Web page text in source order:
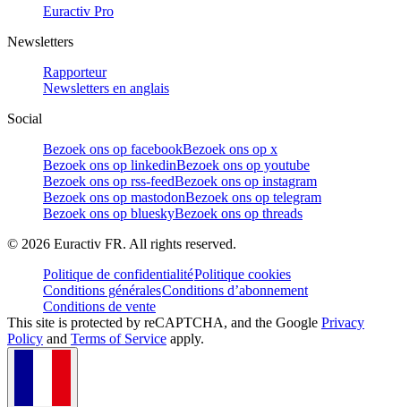
Euractiv Pro
Newsletters
Rapporteur
Newsletters en anglais
Social
Bezoek ons op facebookBezoek ons op x
Bezoek ons op linkedinBezoek ons op youtube
Bezoek ons op rss-feedBezoek ons op instagram
Bezoek ons op mastodonBezoek ons op telegram
Bezoek ons op blueskyBezoek ons op threads
© 2026 Euractiv FR. All rights reserved.
Politique de confidentialitéPolitique cookies
Conditions généralesConditions d’abonnement
Conditions de vente
This site is protected by reCAPTCHA, and the Google Privacy
Policy and Terms of Service apply.